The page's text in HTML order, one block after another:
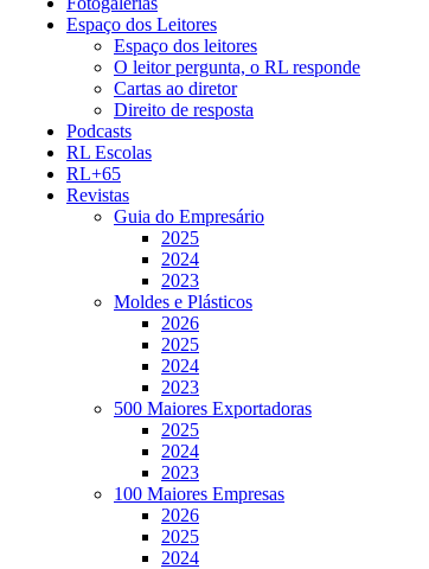
Espaço dos Leitores
Espaço dos leitores
O leitor pergunta, o RL responde
Cartas ao diretor
Direito de resposta
Podcasts
RL Escolas
RL+65
Revistas
Guia do Empresário
2025
2024
2023
Moldes e Plásticos
2026
2025
2024
2023
500 Maiores Exportadoras
2025
2024
2023
100 Maiores Empresas
2026
2025
2024